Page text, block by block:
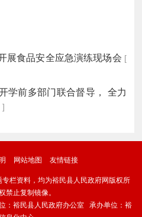
展食品安全应急演练现场会 [
学前多部门联合督导， 全力
]
网站地图 友情链接
栏资料，均为裕民县人民政府网版权所
禁止复制镜像。
：裕民县人民政府办公室 承办单位：裕